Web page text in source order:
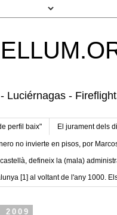
Luciérnagas -
perfil baix" El jurament dels
no invierte en pisos, por
defineix la (mala)
[1] al voltant de l'any 1000.